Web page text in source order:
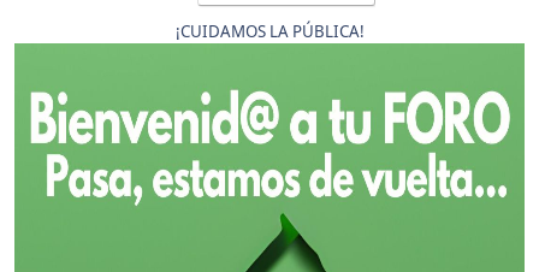
¡CUIDAMOS LA PÚBLICA!